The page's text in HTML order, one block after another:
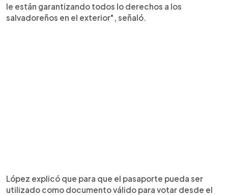
le están garantizando todos lo derechos a los
salvadoreños en el exterior", señaló.
López explicó que para que el pasaporte pueda ser
utilizado como documento válido para votar desde el